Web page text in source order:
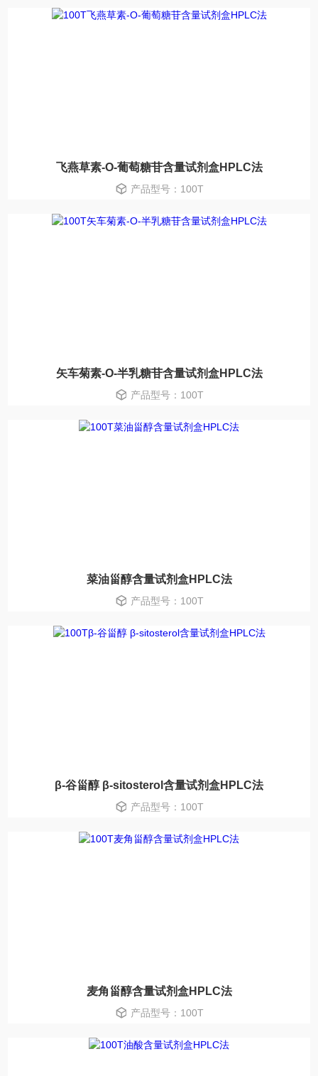
飞燕草素-O-葡萄糖苷含量试剂盒HPLC法
产品型号：100T
矢车菊素-O-半乳糖苷含量试剂盒HPLC法
产品型号：100T
菜油甾醇含量试剂盒HPLC法
产品型号：100T
β-谷甾醇 β-sitosterol含量试剂盒HPLC法
产品型号：100T
麦角甾醇含量试剂盒HPLC法
产品型号：100T